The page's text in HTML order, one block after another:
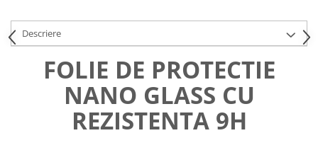
Descriere
FOLIE DE PROTECTIE
NANO GLASS CU
REZISTENTA 9H